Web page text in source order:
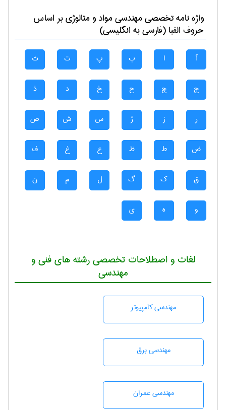
واژه نامه تخصصیمهندسی مواد و متالوژیبر اساس
حروف الفبا (فارسی به انگلیسی)
آ ا ب پ ت ث
ج چ ح خ د ذ
ر ز ژ س ش ص
ض ط ظ ع غ ف
ق ک گ ل م ن
و ه ی
لغات و اصطلاحات تخصصی رشته های فنی و
مهندسی
مهندسی كامپيوتر
مهندسی برق
مهندسی عمران